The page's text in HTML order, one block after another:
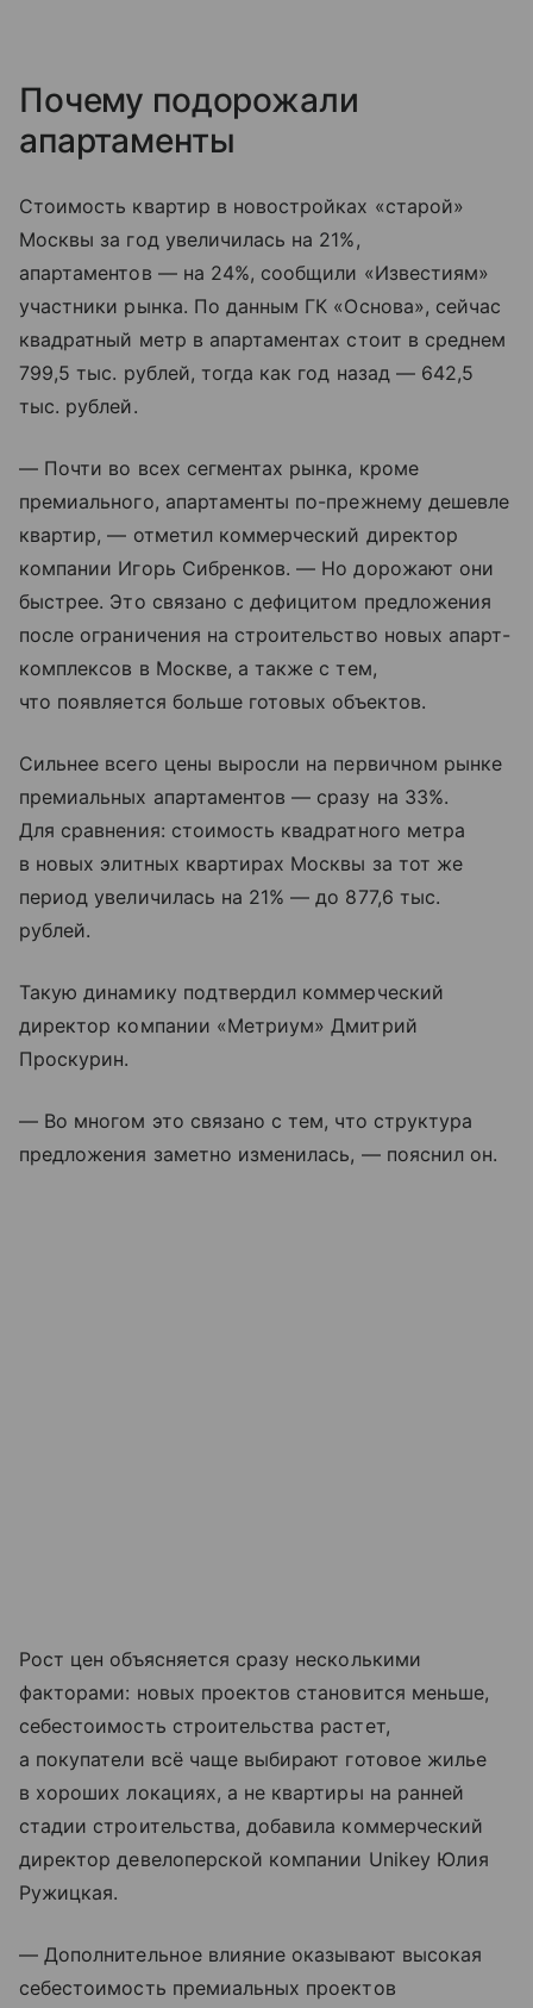
Почему подорожали
апартаменты
Стоимость квартир в новостройках «старой»
Москвы за год увеличилась на 21%,
апартаментов — на 24%, сообщили «Известиям»
участники рынка. По данным ГК «Основа», сейчас
квадратный метр в апартаментах стоит в среднем
799,5 тыс. рублей, тогда как год назад — 642,5
тыс. рублей.
— Почти во всех сегментах рынка, кроме
премиального, апартаменты по-прежнему дешевле
квартир, — отметил коммерческий директор
компании Игорь Сибренков. — Но дорожают они
быстрее. Это связано с дефицитом предложения
после ограничения на строительство новых апарт-
комплексов в Москве, а также с тем,
что появляется больше готовых объектов.
Сильнее всего цены выросли на первичном рынке
премиальных апартаментов — сразу на 33%.
Для сравнения: стоимость квадратного метра
в новых элитных квартирах Москвы за тот же
период увеличилась на 21% — до 877,6 тыс.
рублей.
Такую динамику подтвердил коммерческий
директор компании «Метриум» Дмитрий
Проскурин.
— Во многом это связано с тем, что структура
предложения заметно изменилась, — пояснил он.
Рост цен объясняется сразу несколькими
факторами: новых проектов становится меньше,
себестоимость строительства растет,
а покупатели всё чаще выбирают готовое жилье
в хороших локациях, а не квартиры на ранней
стадии строительства, добавила коммерческий
директор девелоперской компании Unikey Юлия
Ружицкая.
— Дополнительное влияние оказывают высокая
себестоимость премиальных проектов